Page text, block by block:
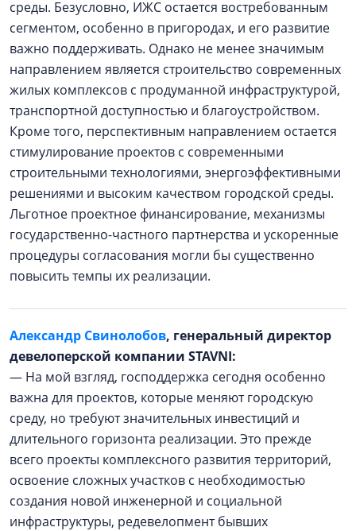
среды. Безусловно, ИЖС остается востребованным
сегментом, особенно в пригородах, и его развитие
важно поддерживать. Однако не менее значимым
направлением является строительство современных
жилых комплексов с продуманной инфраструктурой,
транспортной доступностью и благоустройством.
Кроме того, перспективным направлением остается
стимулирование проектов с современными
строительными технологиями, энергоэффективными
решениями и высоким качеством городской среды.
Льготное проектное финансирование, механизмы
государственно-частного партнерства и ускоренные
процедуры согласования могли бы существенно
повысить темпы их реализации.
Александр Свинолобов, генеральный директор
девелоперской компании STAVNI:
— На мой взгляд, господдержка сегодня особенно
важна для проектов, которые меняют городскую
среду, но требуют значительных инвестиций и
длительного горизонта реализации. Это прежде
всего проекты комплексного развития территорий,
освоение сложных участков с необходимостью
создания новой инженерной и социальной
инфраструктуры, редевелопмент бывших